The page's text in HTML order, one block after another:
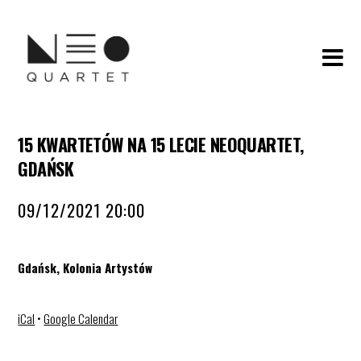
15 KWARTETÓW NA 15 LECIE NEOQUARTET,
GDAŃSK
09/12/2021 20:00
Gdańsk, Kolonia Artystów
iCal •Google Calendar